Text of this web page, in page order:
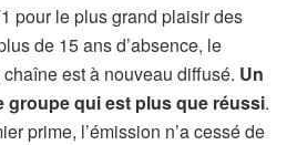
pour le plus grand plaisir des
de 15 ans d’absence, le
est à nouveau diffusé. Un
groupe qui est plus que réussi.
prime, l’émission n’a cessé de